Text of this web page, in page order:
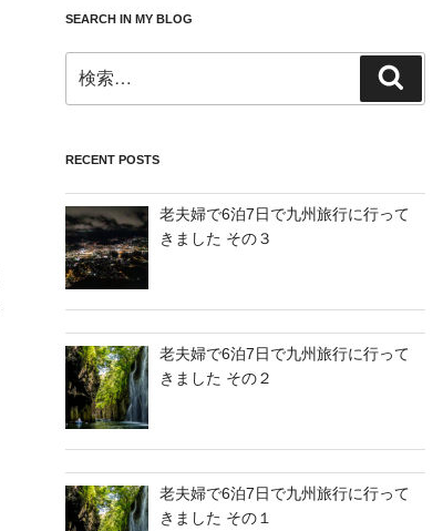
SEARCH IN MY BLOG
索:
索
RECENT POSTS
老夫婦で6泊7日で九州旅行に行って
きました その３
老夫婦で6泊7日で九州旅行に行って
きました その２
老夫婦で6泊7日で九州旅行に行って
きました その１